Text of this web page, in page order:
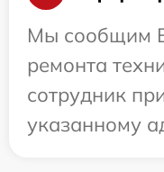
Мы сообщим
ремонта
сотрудник
указанному